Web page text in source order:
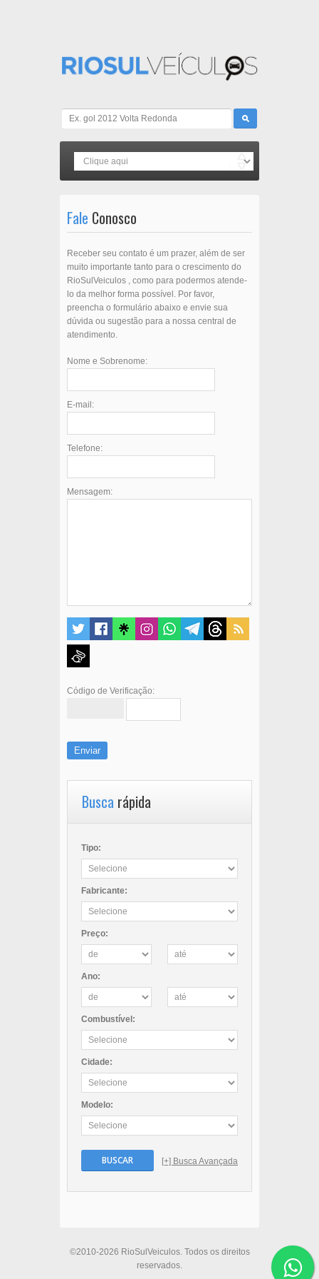
Fale Conosco
Receber seu contato é um prazer, além de ser
muito importante tanto para o crescimento do
RioSulVeiculos , como para podermos atende-
lo da melhor forma possível. Por favor,
preencha o formulário abaixo e envie sua
dúvida ou sugestão para a nossa central de
atendimento.
Nome e Sobrenome:
E-mail:
Telefone:
Mensagem:
Código de Verificação:
Enviar
Busca rápida
Tipo:
Fabricante:
Preço:
Ano:
Combustível:
Cidade:
Modelo:
BUSCAR [+] Busca Avançada
©2010-2026 RioSulVeiculos. Todos os direitos
reservados.